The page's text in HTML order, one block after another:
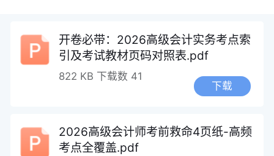
开卷必带：2026高级会计实务考点索
引及考试教材页码对照表.pdf
822 KB 下载数 41
下载
2026高级会计师考前救命4页纸-高频
考点全覆盖.pdf